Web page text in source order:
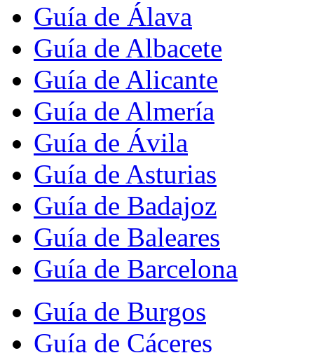
Guía de Álava
Guía de Albacete
Guía de Alicante
Guía de Almería
Guía de Ávila
Guía de Asturias
Guía de Badajoz
Guía de Baleares
Guía de Barcelona
Guía de Burgos
Guía de Cáceres